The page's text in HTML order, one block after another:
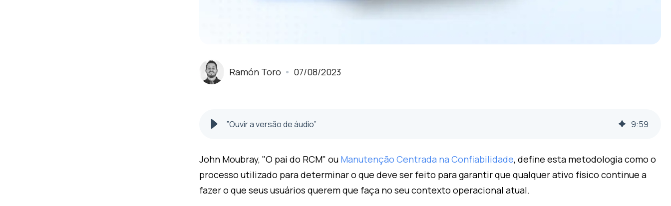
Ramón Toro 07/08/2023
”Ouvir a versão de áudio” 9:59
John Moubray, "O pai do RCM" ou Manutenção Centrada na Confiabilidade, define esta metodologia como o
processo utilizado para determinar o que deve ser feito para garantir que qualquer ativo físico continue a
fazer o que seus usuários querem que faça no seu contexto operacional atual.